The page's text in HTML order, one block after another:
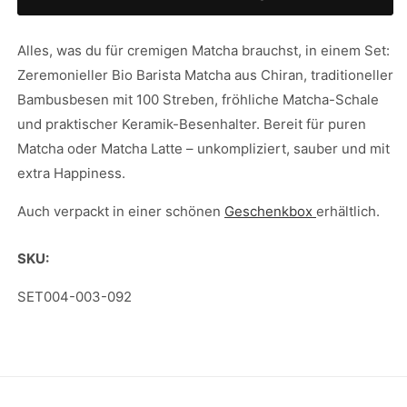
Matcha
Set
Matcha
Set
Alles, was du für cremigen Matcha brauchst, in einem Set:
Zeremonieller Bio Barista Matcha aus Chiran, traditioneller
Bambusbesen mit 100 Streben, fröhliche Matcha-Schale
und praktischer Keramik-Besenhalter. Bereit für puren
Matcha oder Matcha Latte – unkompliziert, sauber und mit
extra Happiness.
Auch verpackt in einer schönen Geschenkbox erhältlich.
SKU:
SKU:
SET004-003-092